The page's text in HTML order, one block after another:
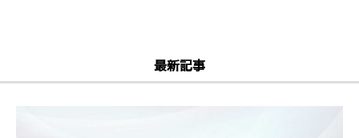
最新記事